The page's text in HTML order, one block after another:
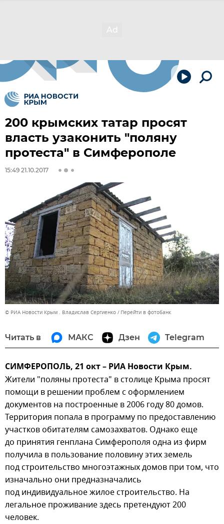
200 крымских татар просят
власть узаконить "поляну
протеста" в Симферополе
15:49 21.10.2017
© РИА Новости Крым . Владислав Сергиенко Перейти в фотобанк
Читать в МАКС Дзен Telegram
СИМФЕРОПОЛЬ, 21 окт – РИА Новости Крым.
Жители "поляны протеста" в столице Крыма просят
помощи в решении проблем с оформлением
документов на построенные в 2006 году 80 домов.
Территория попала в программу по предоставлению
участков обитателям самозахватов. Однако еще
до принятия генплана Симферополя одна из фирм
получила в пользование половину этих земель
под строительство многоэтажных домов при том, что
изначально они предназначались
под индивидуальное жилое строительство. На
легальное проживание здесь претендуют 200
человек.